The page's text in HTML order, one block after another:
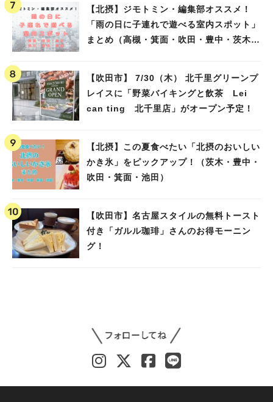
【北摂】ジモトミン・編集部オススメ！
「雨の日に子連れで遊べる室内スポット」
まとめ（高槻・箕面・吹田・豊中・茨木・
【吹田市】 7/30（木） 北千里グリーンプ
レイスに「野菜バイキングと飲茶 Lei
can ting 北千里店」がオープン予定！
【北摂】この夏食べたい「北摂のおいしい
かき氷」をピックアップ！（茨木・豊中・
吹田・箕面・池田）
【吹田市】名古屋スタイルの無料トースト
付き「ガルル珈琲」さんのお得モーニン
グ！